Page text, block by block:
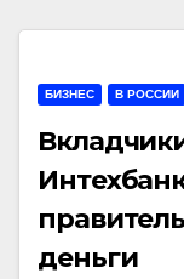
БИЗНЕС В РОССИИ
деньги